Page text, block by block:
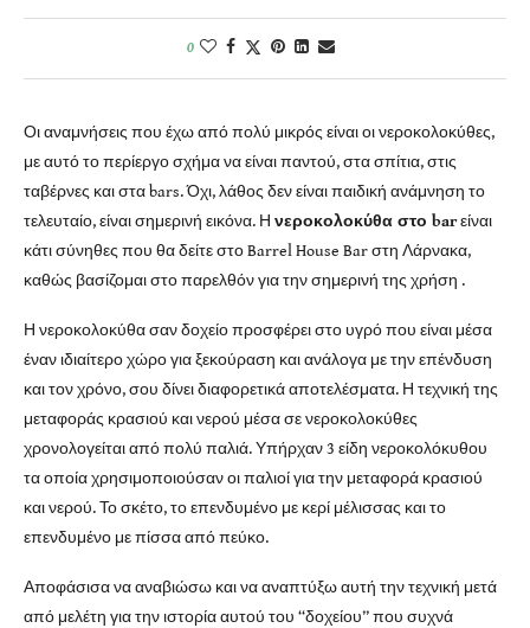
0
Οι αναμνήσεις που έχω από πολύ μικρός είναι οι νεροκολοκύθες,
με αυτό το περίεργο σχήμα να είναι παντού, στα σπίτια, στις
ταβέρνες και στα bars. Όχι, λάθος δεν είναι παιδική ανάμνηση το
τελευταίο, είναι σημερινή εικόνα. Η νεροκολοκύθα στο barείναι
κάτι σύνηθες που θα δείτε στο Barrel House Bar στη Λάρνακα,
καθώς βασίζομαι στο παρελθόν για την σημερινή της χρήση .
Η νεροκολοκύθα σαν δοχείο προσφέρει στο υγρό που είναι μέσα
έναν ιδιαίτερο χώρο για ξεκούραση και ανάλογα με την επένδυση
και τον χρόνο, σου δίνει διαφορετικά αποτελέσματα. Η τεχνική της
μεταφοράς κρασιού και νερού μέσα σε νεροκολοκύθες
χρονολογείται από πολύ παλιά. Υπήρχαν 3 είδη νεροκολόκυθου
τα οποία χρησιμοποιούσαν οι παλιοί για την μεταφορά κρασιού
και νερού. Το σκέτο, το επενδυμένο με κερί μέλισσας και το
επενδυμένο με πίσσα από πεύκο.
Αποφάσισα να αναβιώσω και να αναπτύξω αυτή την τεχνική μετά
από μελέτη για την ιστορία αυτού του “δοχείου” που συχνά